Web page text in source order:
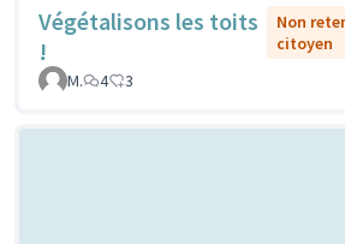
Végétalisons les toits
!
Non
citoyen
M.
4 3